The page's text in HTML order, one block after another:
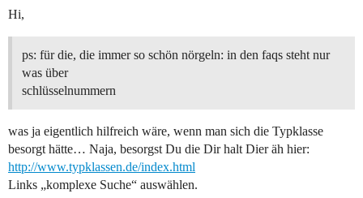
Hi,
ps: für die, die immer so schön nörgeln: in den faqs steht nur
was über
schlüsselnummern
was ja eigentlich hilfreich wäre, wenn man sich die Typklasse
besorgt hätte… Naja, besorgst Du die Dir halt Dier äh hier:
http://www.typklassen.de/index.html
Links „komplexe Suche“ auswählen.